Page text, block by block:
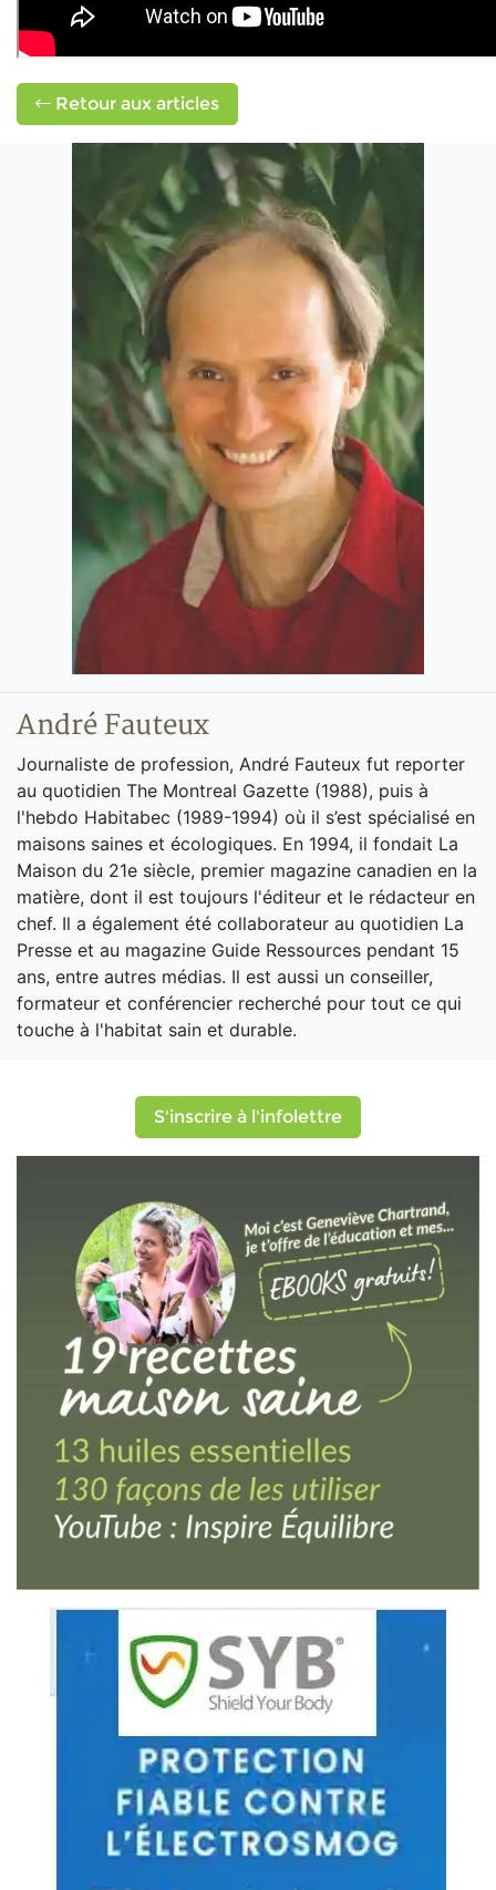
Retour aux articles
André Fauteux
Journaliste de profession, André Fauteux fut reporter
au quotidien The Montreal Gazette (1988), puis à
l'hebdo Habitabec (1989-1994) où il s’est spécialisé en
maisons saines et écologiques. En 1994, il fondait La
Maison du 21e siècle, premier magazine canadien en la
matière, dont il est toujours l'éditeur et le rédacteur en
chef. Il a également été collaborateur au quotidien La
Presse et au magazine Guide Ressources pendant 15
ans, entre autres médias. Il est aussi un conseiller,
formateur et conférencier recherché pour tout ce qui
touche à l'habitat sain et durable.
S'inscrire à l'infolettre